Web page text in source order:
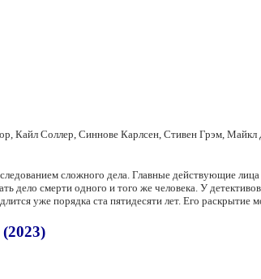
Кайл Соллер, Синнове Карлсен, Стивен Грэм,
сложного дела. Главные действующие
дело смерти одного и того же человека. У
уже порядка ста пятидесяти лет. Его